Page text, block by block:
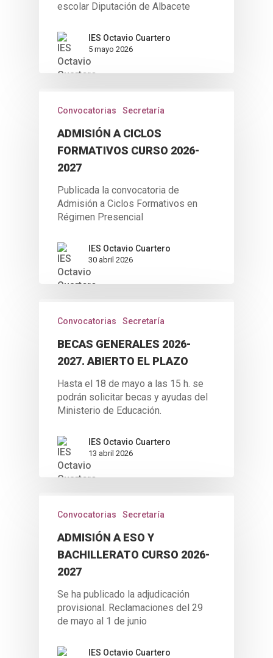
escolar Diputación de Albacete
IES Octavio Cuartero
5 mayo 2026
Convocatorias Secretaría
ADMISIÓN A CICLOS
FORMATIVOS CURSO 2026-
2027
Publicada la convocatoria de
Admisión a Ciclos Formativos en
Régimen Presencial
IES Octavio Cuartero
30 abril 2026
Convocatorias Secretaría
BECAS GENERALES 2026-
2027. ABIERTO EL PLAZO
Hasta el 18 de mayo a las 15 h. se
podrán solicitar becas y ayudas del
Ministerio de Educación.
IES Octavio Cuartero
13 abril 2026
Convocatorias Secretaría
ADMISIÓN A ESO Y
BACHILLERATO CURSO 2026-
2027
Se ha publicado la adjudicación
provisional. Reclamaciones del 29
de mayo al 1 de junio
IES Octavio Cuartero